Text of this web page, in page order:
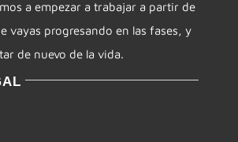
a empezar a trabajar a partir de
vayas progresando en las fases, y
de nuevo de la vida.